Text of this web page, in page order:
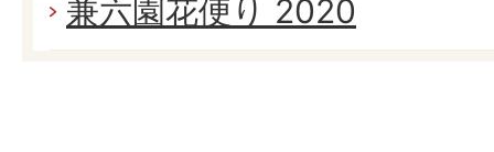
兼六園花便り 2020